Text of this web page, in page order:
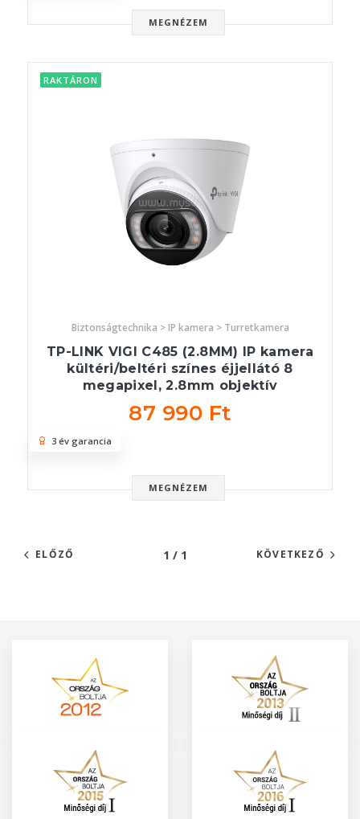
MEGNÉZEM
RAKTÁRON
Biztonságtechnika > IP kamera > Turretkamera
TP-LINK VIGI C485 (2.8MM) IP kamera
kültéri/beltéri színes éjjellátó 8
megapixel, 2.8mm objektív
87 990 Ft
MEGNÉZEM
3 év garancia
ELŐZŐ 1 / 1 KÖVETKEZŐ